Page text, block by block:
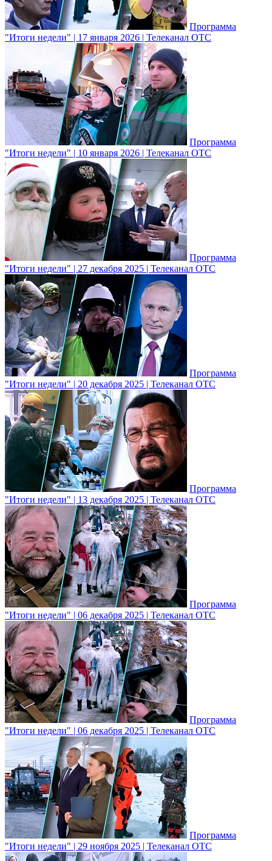
Программа
"Итоги недели" | 17 января 2026 | Телеканал ОТС
Программа
"Итоги недели" | 10 января 2026 | Телеканал ОТС
Программа
"Итоги недели" | 27 декабря 2025 | Телеканал ОТС
Программа
"Итоги недели" | 20 декабря 2025 | Телеканал ОТС
Программа
"Итоги недели" | 13 декабря 2025 | Телеканал ОТС
Программа
"Итоги недели" | 06 декабря 2025 | Телеканал ОТС
Программа
"Итоги недели" | 06 декабря 2025 | Телеканал ОТС
Программа
"Итоги недели" | 29 ноября 2025 | Телеканал ОТС